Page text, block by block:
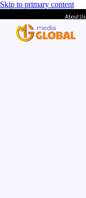
Skip to primary content
About Us